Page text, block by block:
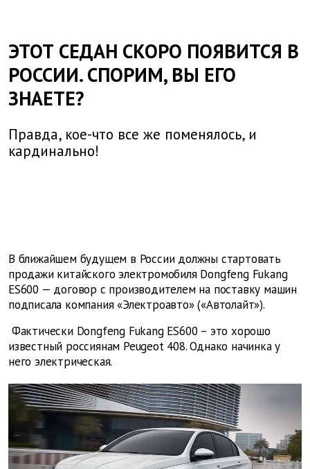
ЭТОТ СЕДАН СКОРО ПОЯВИТСЯ В
РОССИИ. СПОРИМ, ВЫ ЕГО
ЗНАЕТЕ?
Правда, кое-что все же поменялось, и
кардинально!
В ближайшем будущем в России должны стартовать
продажи китайского электромобиля Dongfeng Fukang
ES600 — договор с производителем на поставку машин
подписала компания «Электроавто» («Автолайт»).
Фактически Dongfeng Fukang ES600 – это хорошо
известный россиянам Peugeot 408. Однако начинка у
него электрическая.